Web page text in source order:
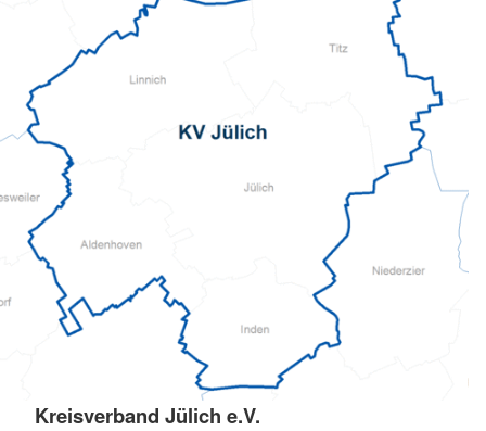
Kreisverband Jülich e.V.